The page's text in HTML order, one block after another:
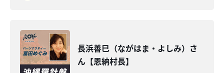
長浜善巳（ながはま・よしみ）さ
ん【恩納村長】